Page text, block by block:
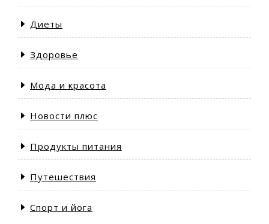
Диеты
Здоровье
Мода и красота
Новости плюс
Продукты питания
Путешествия
Спорт и йога